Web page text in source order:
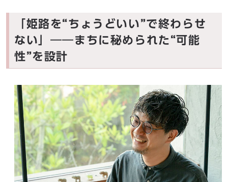
「姫路を“ちょうどいい”で終わらせ
ない」――まちに秘められた“可能
性”を設計